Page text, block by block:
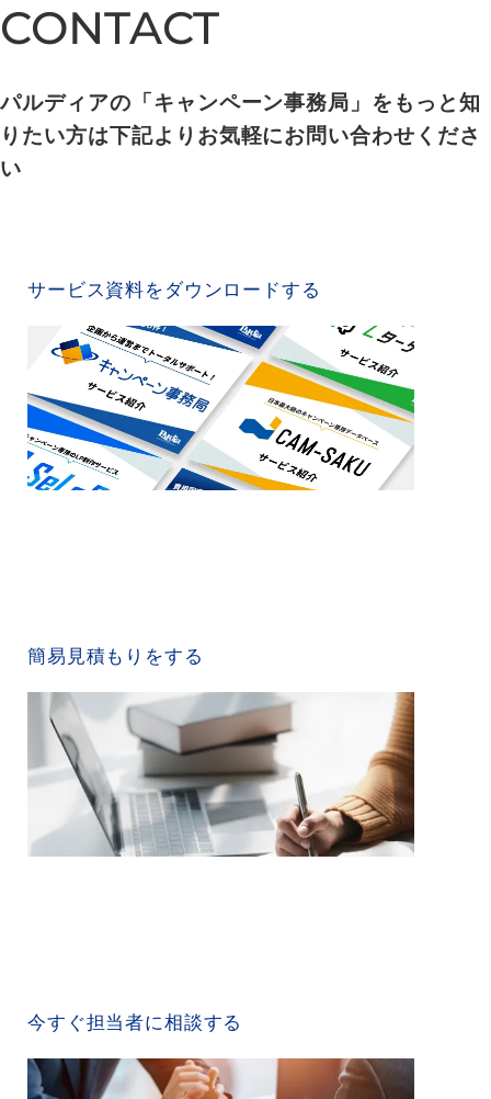
CONTACT
CONTACT
パルディアの「キャンペーン事務局」をもっと知
りたい方は下記よりお気軽にお問い合わせくださ
い
サービス資料をダウンロードする
簡易見積もりをする
今すぐ担当者に相談する